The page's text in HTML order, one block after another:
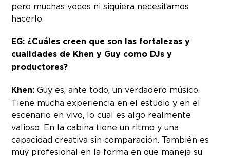
pero muchas veces ni siquiera necesitamos
hacerlo.
EG: ¿Cuáles creen que son las fortalezas y
cualidades de Khen y Guy como DJs y
productores?
Khen: Guy es, ante todo, un verdadero músico.
Tiene mucha experiencia en el estudio y en el
escenario en vivo, lo cual es algo realmente
valioso. En la cabina tiene un ritmo y una
capacidad creativa sin comparación. También es
muy profesional en la forma en que maneja su